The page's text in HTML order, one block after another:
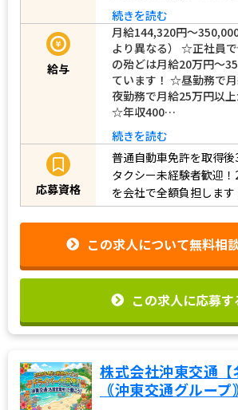
続きを読む
給与
月給144,320円〜
より異なる） ☆正社員
の殆どは月給20万円～
ています！ ☆昼勤務で月
夜勤務で月給25万円以上
☆年収400…
続きを読む
応募資格
普通自動車免許を取得
タクシー未経験者歓迎
を会社で全額負担します
この求人について無料相
この求人に応募す
株式会社沖東交通【
｟沖東交通グループ｠